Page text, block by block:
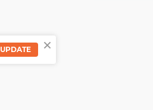
×
UPDATE